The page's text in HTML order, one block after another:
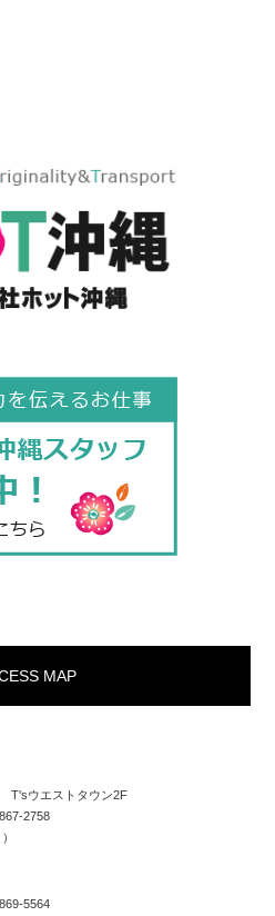
MAP
T'sウエストタウン2F
2758
5564